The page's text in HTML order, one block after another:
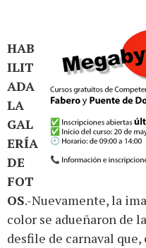
HAB
ILIT
ADA
LA
GAL
ERÍA
DE
FOT
OS.-Nuevamente, la
color se adueñaron de
desfile de carnaval